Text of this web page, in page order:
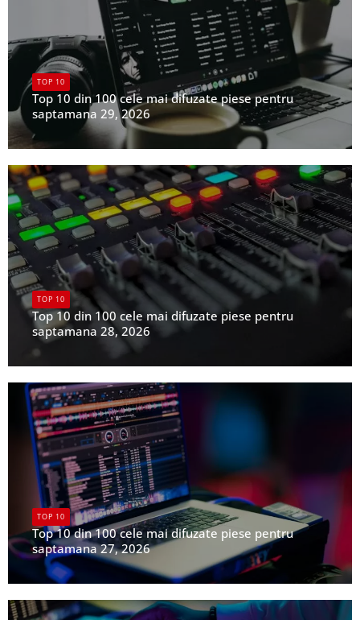
TOP 10
Top 10 din 100 cele mai difuzate piese pentru
saptamana 29, 2026
TOP 10
Top 10 din 100 cele mai difuzate piese pentru
saptamana 28, 2026
TOP 10
Top 10 din 100 cele mai difuzate piese pentru
saptamana 27, 2026
UPFR